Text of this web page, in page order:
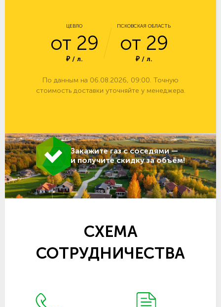
ЦЕВЛО
от 29
₽ / л.
ПСКОВСКАЯ ОБЛАСТЬ
от 29
₽ / л.
По данным на 06.08.2026, 09:00. Точную
стоимость доставки уточняйте у менеджера.
Закажите газ с соседями —
и получите скидку за объём!
СХЕМА
СОТРУДНИЧЕСТВА